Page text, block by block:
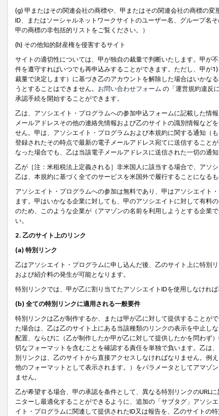
(g) 甲またはその関連会社の商標や、甲またはその関連会社の商標の
ID、またはソーシャルネットワークサイトのユーザー名、グループ名
甲の商標の非包括的リストをご覧ください。）
(h) その他知的財産権を侵害するサイト
サイトの適切性については、甲が独自の裁量で判断いたします。甲が
件を遵守すればいつでも再申込みすることができます。ただし、甲が
裁量で決定します）に基づき乙のアカウントを解除した場合はいかな
うとすることはできません。 お問い合わせフォーム の「運営規約違反
承認手続を開始することができます。
乙は、アソシエイト・プログラムへの参加申込フォームに記載した情
メールアドレスその他の連絡先情報および乙のサイトの識別情報など
せん。甲は、アソシエイト・プログラムおよび本規約に関する通知（
登録されたその時点で最新の電子メールアドレス宛てに送信すること
なった場合でも、乙は当該電子メールアドレスに送信された一切の通
乙が［注：米租税法上定義される］非米国人に該当する場合で、アソ
乙は、本規約に基づく全てのサービスを米国外で履行することになる
アソシエイト・プログラムへの参加は無料であり、甲はアソシエイト
ます。甲はいかなる企業に対しても、甲のアソシエイトに対して有料
のため、このような企業が（アマゾンの名前を利用しようとする企業
い。
2. 乙のサイト上のリンク
(a) 特別リンク
乙はアソシエイト・プログラムに申し込んだ後、乙のサイト上に特別
および紹介料の発生が可能となります。
特別リンクでは、甲が乙に割り当てたアソシエイトIDを使用しなけれ
(b) 全ての特別リンクに適用される一般要件
特別リンクは乙が制作するか、または甲が乙に対して提供することが
た場合は、乙は乙のサイト上にある当該種類のリンクの表示を中止し
配置、ならびに（乙が制作したか甲が乙に対して提供したかを問わず
切なフォーマットを含むことを確認する責任を単独で負います。乙は
別リンクは、乙のサイトから直接アクセスしなければなりません。例
他のフォーマットとして表示されます。）をパラメータとしてアマゾ
ません。
乙が希望する場合、甲の承認を条件として、異なる特別リンクのURL
ニターし最適化することができるように、追加の「サブタグ」アソシ
イト・プログラムに関連して提供されたID又は報告を、乙のサイトの